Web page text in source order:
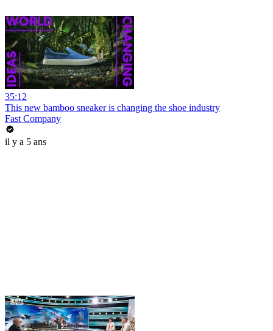
35:12
This new bamboo sneaker is changing the shoe industry
Fast Company
il y a 5 ans